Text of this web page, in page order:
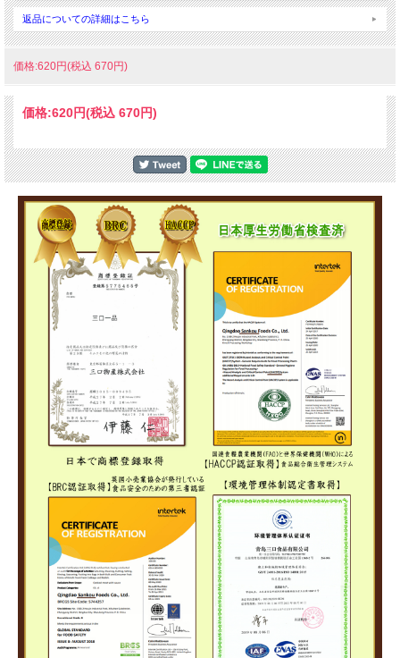
返品についての詳細はこちら
価格:620円(税込 670円)
価格:620円(税込 670円)